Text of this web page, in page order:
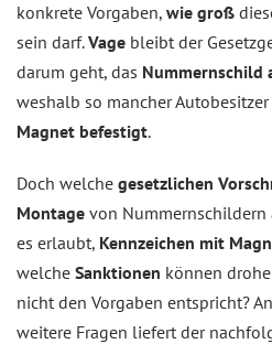
konkrete Vorgaben, wie groß
sein darf.Vage bleibt der
darum geht, das Nummernschild
weshalb so mancher
Magnet befestigt.
Doch welche gesetzlichen
Montage von Nummernschildern
es erlaubt, Kennzeichen mit
welche Sanktionen können
nicht den Vorgaben entspricht?
weitere Fragen liefert der